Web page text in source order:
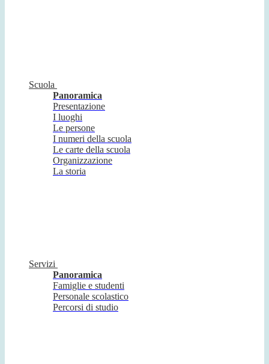
Scuola
Panoramica
Presentazione
I luoghi
Le persone
I numeri della scuola
Le carte della scuola
Organizzazione
La storia
Servizi
Panoramica
Famiglie e studenti
Personale scolastico
Percorsi di studio